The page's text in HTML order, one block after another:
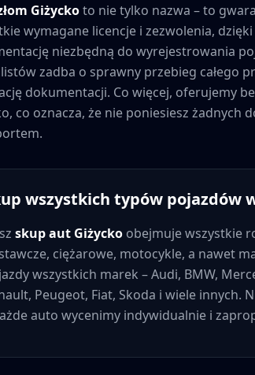
Giżyckoto nie tylko nazwa – to
wymagane licencje i zezwolenia,
niezbędną do wyrejestrowania
zadba o sprawny przebieg całego
dokumentacji. Co więcej, oferujemy
, co oznacza, że nie poniesiesz żadnych
wszystkich typów pojazdów
skup aut Giżycko obejmuje wszystkie
ciężarowe, motocykle, a nawet
wszystkich marek – Audi, BMW,
Peugeot, Fiat, Skoda i wiele innych.
auto wycenimy indywidualnie i